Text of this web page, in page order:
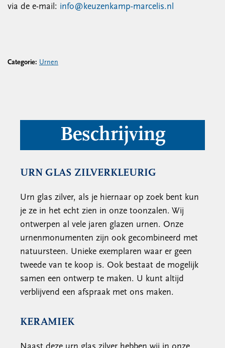
via de e-mail: info@keuzenkamp-marcelis.nl
Categorie: Urnen
Beschrijving
URN GLAS ZILVERKLEURIG
Urn glas zilver, als je hiernaar op zoek bent kun
je ze in het echt zien in onze toonzalen. Wij
ontwerpen al vele jaren glazen urnen. Onze
urnenmonumenten zijn ook gecombineerd met
natuursteen. Unieke exemplaren waar er geen
tweede van te koop is. Ook bestaat de mogelijk
samen een ontwerp te maken. U kunt altijd
verblijvend een afspraak met ons maken.
KERAMIEK